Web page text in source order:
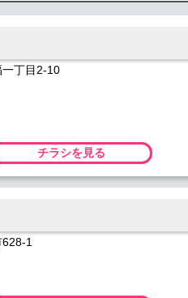
丁目2-10
チラシを見る
1